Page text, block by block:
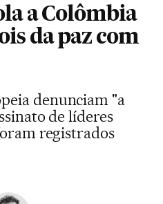
a Colômbia
da paz com
denunciam "a
de líderes
registrados